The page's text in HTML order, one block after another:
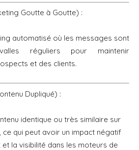
Goutte à Goutte) :
automatisé où les messages sont
réguliers pour maintenir
et des clients.
Dupliqué) :
identique ou très similaire sur
ce qui peut avoir un impact négatif
la visibilité dans les moteurs de